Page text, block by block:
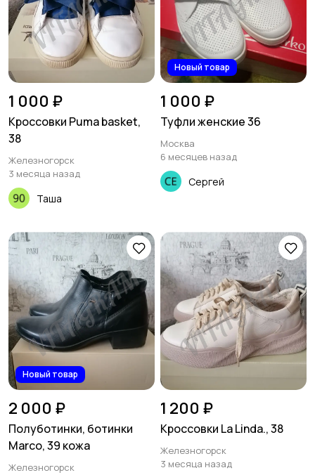
1 000 ₽
Кроссовки Puma basket,
38
Железногорск
3 месяца назад
Таша
Новый товар
1 000 ₽
Туфли женские 36
Москва
6 месяцев назад
Сергей
Новый товар
2 000 ₽
Полуботинки, ботинки
Marco, 39 кожа
Железногорск
1 200 ₽
Кроссовки La Linda., 38
Железногорск
3 месяца назад